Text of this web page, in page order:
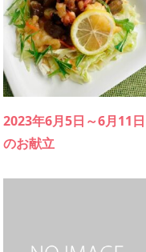
2023年6月5日～6月11日
のお献立